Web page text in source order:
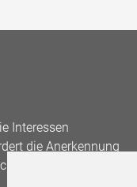
Interessen
die Anerkennung